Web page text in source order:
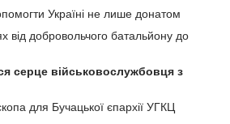
Україні не лише донатом
від добровольчого батальйону до
серце військовослужбовця з
для Бучацької єпархії УГКЦ